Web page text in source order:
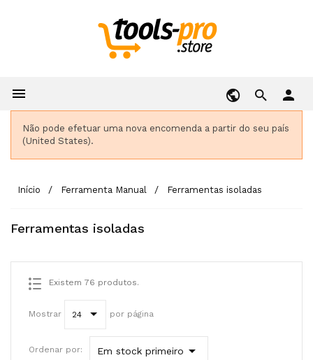
 person
Não pode efetuar uma nova encomenda a partir do seu país
(United States).
Início Ferramenta Manual Ferramentas isoladas
Ferramentas isoladas
Existem 76 produtos.
Mostrar 24 por página
Ordenar por: Em stock primeiro 